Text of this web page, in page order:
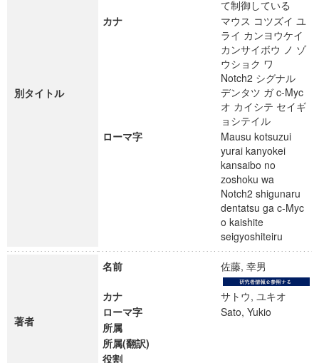
別タイトル
て制御している
カナ
マウス コツズイ ユ
ライ カンヨウケイ
カンサイボウ ノ ゾ
ウショク ワ
Notch2 シグナル
デンタツ ガ c-Myc
オ カイシテ セイギ
ョシテイル
ローマ字
Mausu kotsuzui
yurai kanyokei
kansaibo no
zoshoku wa
Notch2 shigunaru
dentatsu ga c-Myc
o kaishite
seigyoshiteiru
著者
名前 佐藤, 幸男
カナ
サトウ, ユキオ
ローマ字
Sato, Yukio
所属
所属(翻訳)
役割